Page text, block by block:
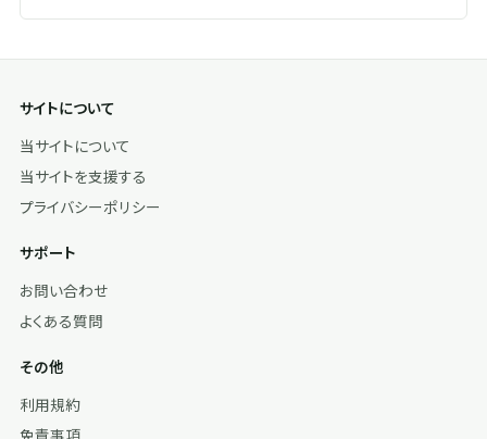
サイトについて
当サイトについて
当サイトを支援する
プライバシーポリシー
サポート
お問い合わせ
よくある質問
その他
利用規約